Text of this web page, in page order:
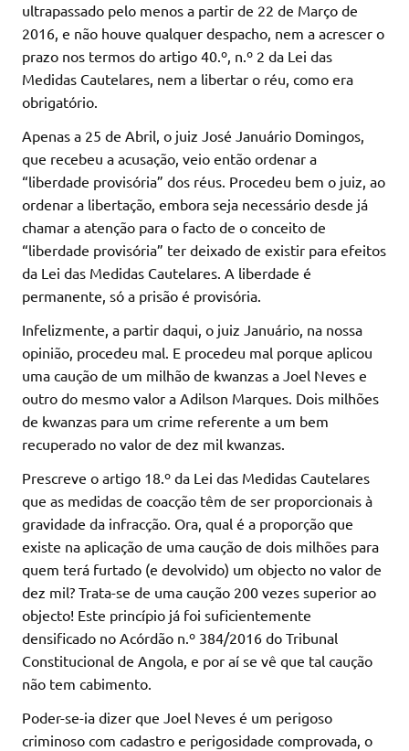
ultrapassado pelo menos a partir de 22 de Março de
2016, e não houve qualquer despacho, nem a acrescer o
prazo nos termos do artigo 40.º, n.º 2 da Lei das
Medidas Cautelares, nem a libertar o réu, como era
obrigatório.
Apenas a 25 de Abril, o juiz José Januário Domingos,
que recebeu a acusação, veio então ordenar a
“liberdade provisória” dos réus. Procedeu bem o juiz, ao
ordenar a libertação, embora seja necessário desde já
chamar a atenção para o facto de o conceito de
“liberdade provisória” ter deixado de existir para efeitos
da Lei das Medidas Cautelares. A liberdade é
permanente, só a prisão é provisória.
Infelizmente, a partir daqui, o juiz Januário, na nossa
opinião, procedeu mal. E procedeu mal porque aplicou
uma caução de um milhão de kwanzas a Joel Neves e
outro do mesmo valor a Adilson Marques. Dois milhões
de kwanzas para um crime referente a um bem
recuperado no valor de dez mil kwanzas.
Prescreve o artigo 18.º da Lei das Medidas Cautelares
que as medidas de coacção têm de ser proporcionais à
gravidade da infracção. Ora, qual é a proporção que
existe na aplicação de uma caução de dois milhões para
quem terá furtado (e devolvido) um objecto no valor de
dez mil? Trata-se de uma caução 200 vezes superior ao
objecto! Este princípio já foi suficientemente
densificado no Acórdão n.º 384/2016 do Tribunal
Constitucional de Angola, e por aí se vê que tal caução
não tem cabimento.
Poder-se-ia dizer que Joel Neves é um perigoso
criminoso com cadastro e perigosidade comprovada, o